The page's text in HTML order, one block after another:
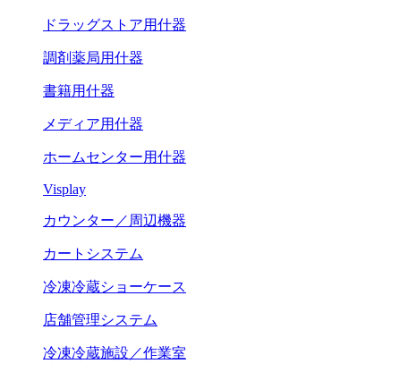
ドラッグストア用什器
調剤薬局用什器
書籍用什器
メディア用什器
ホームセンター用什器
Visplay
カウンター／周辺機器
カートシステム
冷凍冷蔵ショーケース
店舗管理システム
冷凍冷蔵施設／作業室